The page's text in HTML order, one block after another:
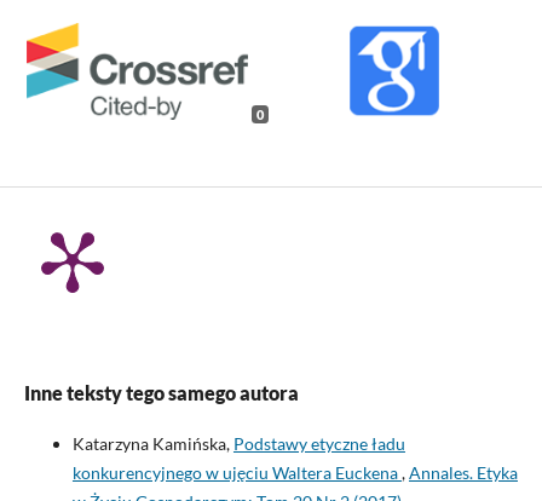
0
Inne teksty tego samego autora
Katarzyna Kamińska, Podstawy etyczne ładu
konkurencyjnego w ujęciu Waltera Euckena,Annales. Etyka